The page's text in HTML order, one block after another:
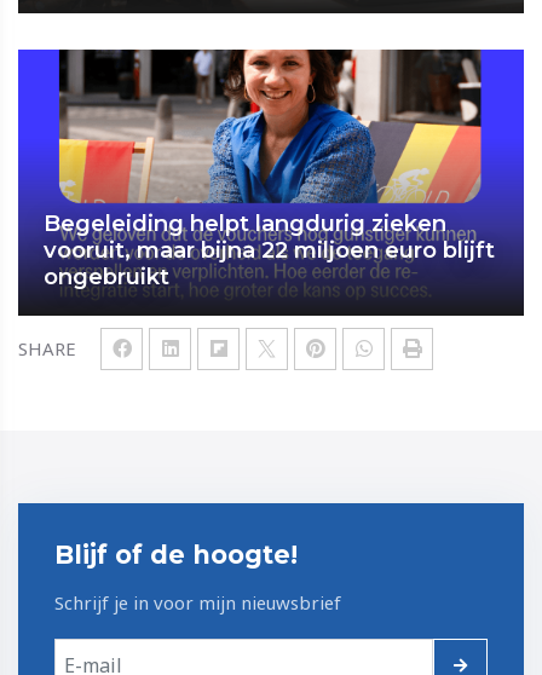
SHARE
Begeleiding helpt langdurig zieken
vooruit, maar bijna 22 miljoen euro blijft
ongebruikt
Blijf of de hoogte!
Schrijf je in voor mijn nieuwsbrief